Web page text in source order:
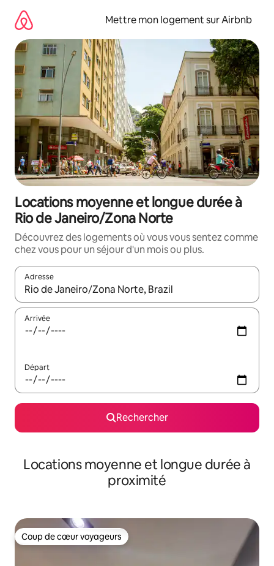
directement
contenu
Mettre mon logement sur Airbnb
Locations moyenne et longue durée à
Rio de Janeiro/Zona Norte
Découvrez des logements où vous vous sentez comme
chez vous pour un séjour d'un mois ou plus.
Adresse
Lorsque les résultats s'affichent, utilisez les flèches vers le
Arrivée
Départ
Rechercher
Locations moyenne et longue durée à
proximité
Coup de cœur voyageurs
Coup de cœur voyageurs